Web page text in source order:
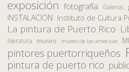
exposición fotografía Galerias
INSTALACION Instituto de Cultura
La pintura de Puerto Rico
literatura museo museo de las americas
pintores puertorriqueños
pintura de puerto rico